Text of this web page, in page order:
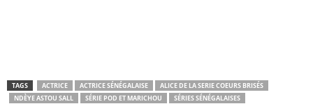
TAGS ACTRICE ACTRICE SÉNÉGALAISE
ALICE DE LA SERIE COEURS BRISÉS
NDÈYE ASTOU SALL
SÉRIE POD ET MARICHOU SÉRIES SÉNÉGALAISES